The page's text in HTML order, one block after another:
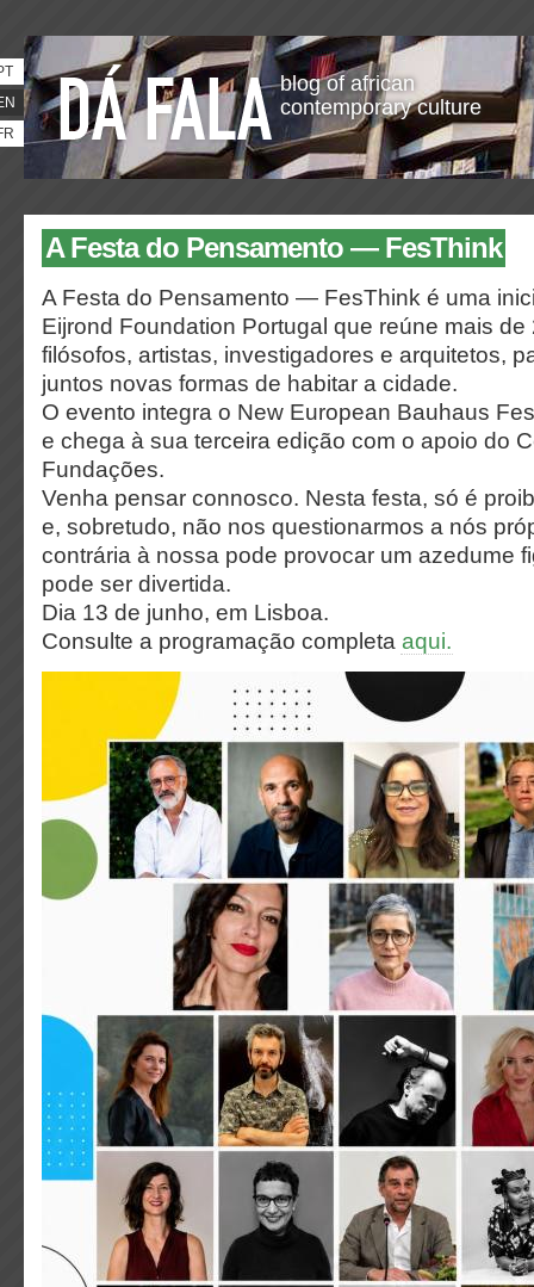
blog of african
contemporary culture
A Festa do Pensamento — FesThink
A Festa do Pensamento — FesThink é uma
Eijrond Foundation Portugal que reúne mais
filósofos, artistas, investigadores e arquitetos,
juntos novas formas de habitar a cidade.
O evento integra o New European Bauhaus
e chega à sua terceira edição com o apoio do
Fundações.
Venha pensar connosco. Nesta festa, só é
e, sobretudo, não nos questionarmos a nós
contrária à nossa pode provocar um azedume
pode ser divertida.
Dia 13 de junho, em Lisboa.
Consulte a programação completa aqui.